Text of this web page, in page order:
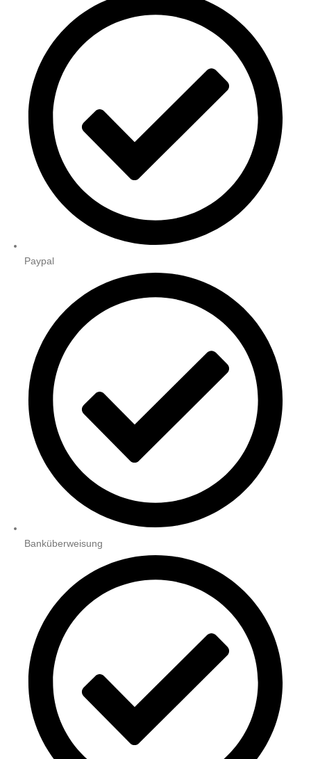
Paypal
Banküberweisung